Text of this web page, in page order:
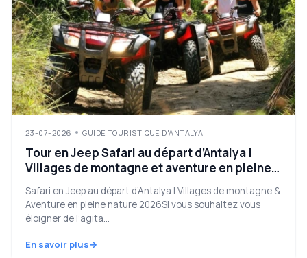
23-07-2026 GUIDE TOURISTIQUE D'ANTALYA
Tour en Jeep Safari au départ d’Antalya |
Villages de montagne et aventure en pleine
Safari en Jeep au départ d’Antalya | Villages de montagne &
Aventure en pleine nature 2026Si vous souhaitez vous
éloigner de l’agita...
En savoir plus